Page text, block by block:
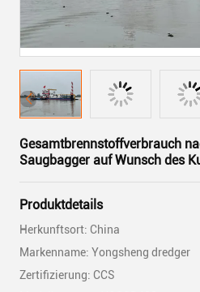
Gesamtbrennstoffverbrauch
Saugbagger auf Wunsch des
Produktdetails
Herkunftsort: China
Markenname: Yongsheng dredger
Zertifizierung: CCS